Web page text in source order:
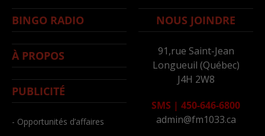
BINGO RADIO
À PROPOS
PUBLICITÉ
- Opportunités d’affaires
NOUS JOINDRE
91,rue Saint-Jean
Longueuil (Québec)
J4H 2W8
SMS | 450-646-6800
admin@fm1033.ca